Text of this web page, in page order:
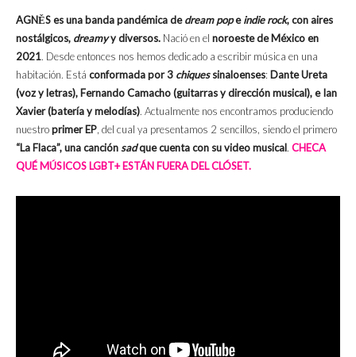
AGNĚS es una banda pandémica dedream popeindie rock, con aires
nostálgicos, dreamyy diversos. Nació en el noroeste de México en
2021. Desde entonces nos hemos dedicado a escribir música en una
habitación. Está conformada por 3 chiquessinaloenses: Dante Ureta
(voz y letras), Fernando Camacho (guitarras y dirección musical), e Ian
Xavier (batería y melodías). Actualmente nos encontramos produciendo
nuestroprimer EP, del cual ya presentamos 2 sencillos, siendo el primero
“La Flaca”, una canciónsadque cuenta con su video musical. CHECA
QUÉ MÚSICOS LGBT+ ESTÁN FUERA DEL CLÓSET.